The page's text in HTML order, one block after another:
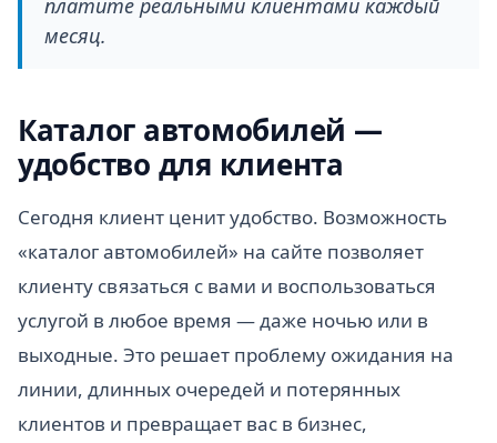
месяц.
Каталог автомобилей —
удобство для клиента
Сегодня клиент ценит удобство. Возможность
«каталог автомобилей» на сайте позволяет
клиенту связаться с вами и воспользоваться
услугой в любое время — даже ночью или в
выходные. Это решает проблему ожидания на
линии, длинных очередей и потерянных
клиентов и превращает вас в бизнес,